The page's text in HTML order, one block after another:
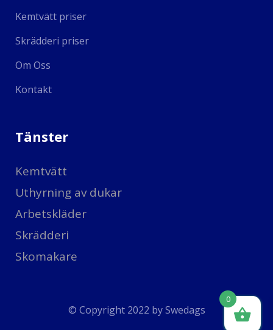
Kemtvätt priser
Skrädderi priser
Om Oss
Kontakt
Tänster
Kemtvätt
Uthyrning av dukar
Arbetskläder
Skrädderi
Skomakare
© Copyright 2022 bySwedags
0